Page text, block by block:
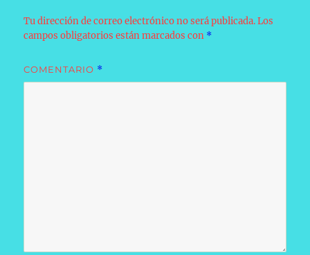
Tu dirección de correo electrónico no será publicada. Los
campos obligatorios están marcados con *
COMENTARIO *